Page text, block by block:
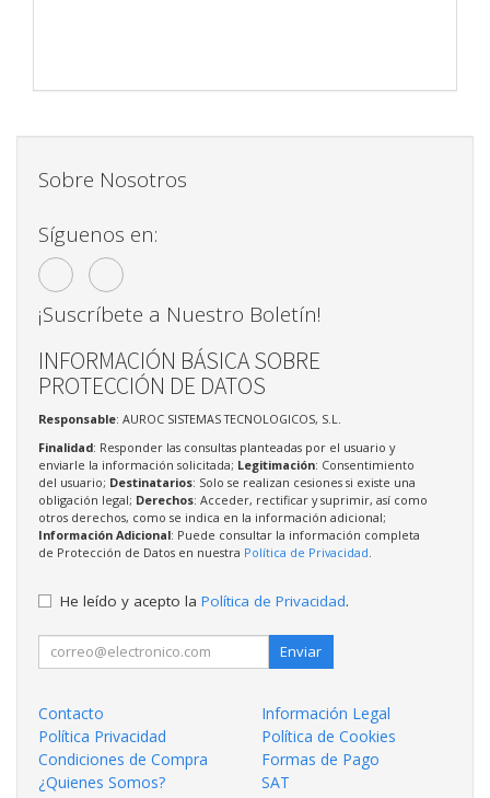
Sobre Nosotros
Síguenos en:
¡Suscríbete a Nuestro Boletín!
INFORMACIÓN BÁSICA SOBRE
PROTECCIÓN DE DATOS
Responsable: AUROC SISTEMAS TECNOLOGICOS, S.L.
Finalidad: Responder las consultas planteadas por el usuario y
enviarle la información solicitada; Legitimación: Consentimiento
del usuario; Destinatarios: Solo se realizan cesiones si existe una
obligación legal; Derechos: Acceder, rectificar y suprimir, así como
otros derechos, como se indica en la información adicional;
Información Adicional: Puede consultar la información completa
de Protección de Datos en nuestra Política de Privacidad.
He leído y acepto la Política de Privacidad.
Enviar
Contacto
Información Legal
Política Privacidad
Política de Cookies
Condiciones de Compra
Formas de Pago
¿Quienes Somos?
SAT